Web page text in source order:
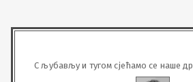
С љубављу и тугом сјећамо се наше